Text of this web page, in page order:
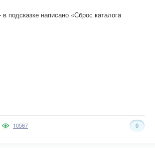
подсказке написано «Сброс каталога
0
10567